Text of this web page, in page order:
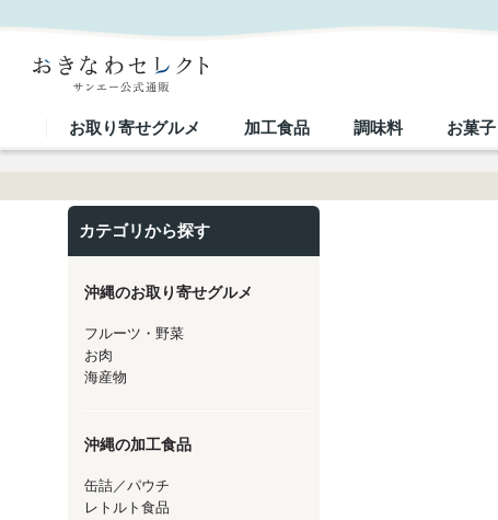
お取り寄せグルメ 加工食品 調味料 お菓子
カテゴリから探す
沖縄のお取り寄せグルメ
フルーツ・野菜
お肉
海産物
沖縄の加工食品
缶詰／パウチ
レトルト食品